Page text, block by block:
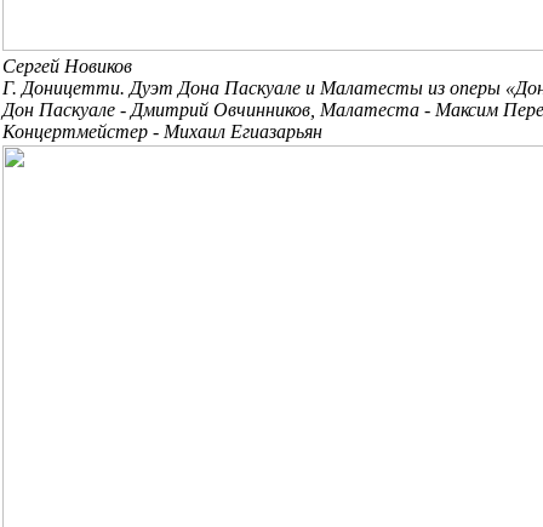
Сергей Новиков
Г. Доницетти. Дуэт Дона Паскуале и Малатесты из оперы
Дон Паскуале - Дмитрий Овчинников, Малатеста - Максим
Концертмейстер - Михаил Егиазарьян